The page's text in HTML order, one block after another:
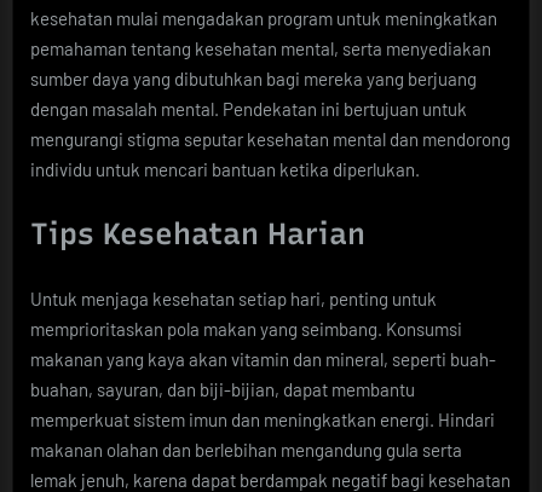
kesehatan mulai mengadakan program untuk meningkatkan
pemahaman tentang kesehatan mental, serta menyediakan
sumber daya yang dibutuhkan bagi mereka yang berjuang
dengan masalah mental. Pendekatan ini bertujuan untuk
mengurangi stigma seputar kesehatan mental dan mendorong
individu untuk mencari bantuan ketika diperlukan.
Tips Kesehatan Harian
Untuk menjaga kesehatan setiap hari, penting untuk
memprioritaskan pola makan yang seimbang. Konsumsi
makanan yang kaya akan vitamin dan mineral, seperti buah-
buahan, sayuran, dan biji-bijian, dapat membantu
memperkuat sistem imun dan meningkatkan energi. Hindari
makanan olahan dan berlebihan mengandung gula serta
lemak jenuh, karena dapat berdampak negatif bagi kesehatan